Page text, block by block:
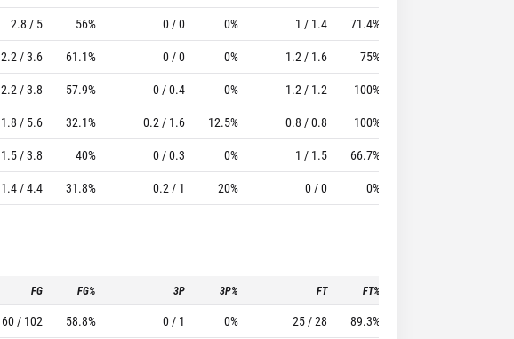
2.8 / 5 56% 0 / 0 0% 1 / 1.4 71.4%
2.2 / 3.6 61.1% 0 / 0 0% 1.2 / 1.6 75%
2.2 / 3.8 57.9% 0 / 0.4 0% 1.2 / 1.2 100%
1.8 / 5.6 32.1% 0.2 / 1.6 12.5% 0.8 / 0.8 100%
1.5 / 3.8 40% 0 / 0.3 0% 1 / 1.5 66.7%
1.4 / 4.4 31.8% 0.2 / 1 20% 0 / 0 0%
FG FG% 3P 3P% FT FT%
60 / 102 58.8% 0 / 1 0% 25 / 28 89.3%